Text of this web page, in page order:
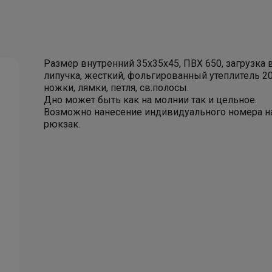
Терморюкзаки "Деливеро" для доставки
продуктов
Терморюкзак "Комбо-Лайт"
(универсальный)
Терморюкзак "Дели-Про"
Терморюкзак "Комбо-Проф" (двойная
Размер внутренний 35х35х45, ПВХ 650, загрузка
липучка, жесткий, фольгированный утеплитель
ножки, лямки, петля, св.полосы.
Дно может быть как на молнии так и цельное.
Возможно нанесение индивидуального номера
рюкзак.